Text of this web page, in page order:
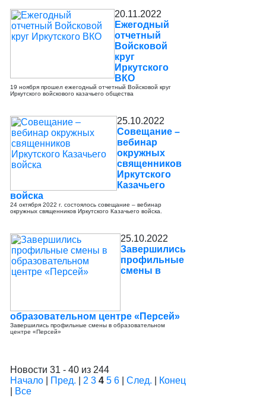
20.11.2022
Ежегодный
отчетный
Войсковой
круг
Иркутского
ВКО
19 ноября прошел ежегодный отчетный Войсковой круг
Иркутского войскового казачьего общества
25.10.2022
Совещание –
вебинар
окружных
священников
Иркутского
Казачьего
войска
24 октября 2022 г. состоялось совещание – вебинар
окружных священников Иркутского Казачьего войска.
25.10.2022
Завершились
профильные
смены в
образовательном центре «Персей»
Завершились профильные смены в образовательном
центре «Персей»
Новости 31 - 40 из 244
Начало
Пред. 2 3 4 5 6 След.
Конец
Все